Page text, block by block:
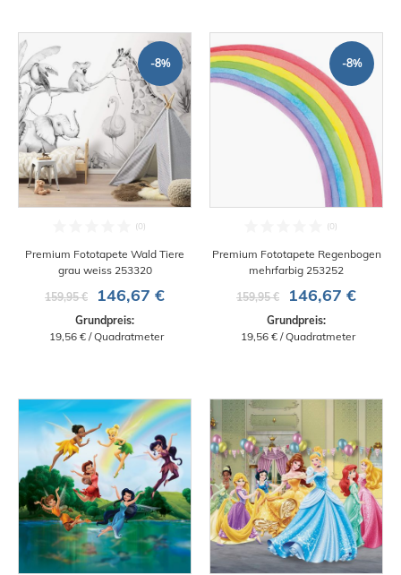
-8%
Premium Fototapete Wald Tiere
grau weiss 253320
159,95 €
146,67 €
Grundpreis:
19,56 € / Quadratmeter
-8%
Premium Fototapete Regenbogen
mehrfarbig 253252
159,95 €
146,67 €
Grundpreis:
19,56 € / Quadratmeter